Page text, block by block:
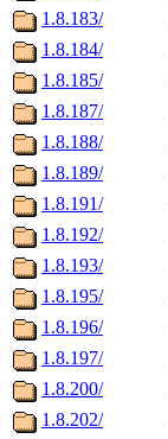
1.8.183/
1.8.184/
1.8.185/
1.8.187/
1.8.188/
1.8.189/
1.8.191/
1.8.192/
1.8.193/
1.8.195/
1.8.196/
1.8.197/
1.8.200/
1.8.202/